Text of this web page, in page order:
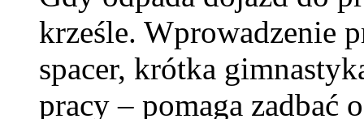
krześle. Wprowadzenie
spacer, krótka
pracy – pomaga zadbać